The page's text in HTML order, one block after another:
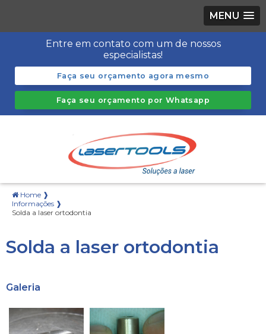
MENU
Entre em contato com um de nossos
especialistas!
Faça seu orçamento agora mesmo
Faça seu orçamento por Whatsapp
Home ❱
Informações ❱
Solda a laser ortodontia
Solda a laser ortodontia
Galeria